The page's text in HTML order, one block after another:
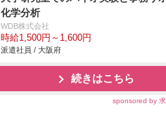
化学分析
WDB株式会社
時給1,500円～1,600円
派遣社員 / 大阪府
続きはこちら
sponsored by 求